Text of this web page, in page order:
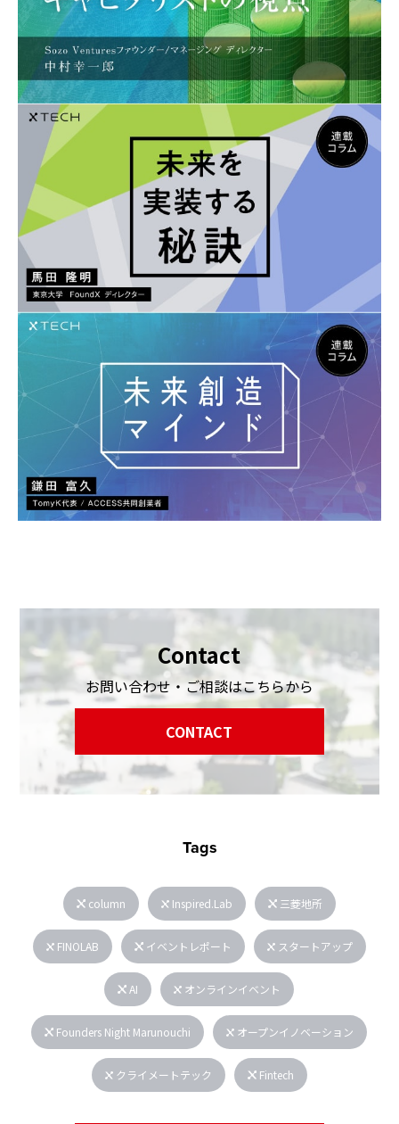
Contact
お問い合わせ・ご相談はこちらから
CONTACT
Tags
column Inspired.Lab 三菱地所
FINOLAB イベントレポート スタートアップ
AI オンラインイベント
Founders Night Marunouchi オープンイノベーション
クライメートテック Fintech